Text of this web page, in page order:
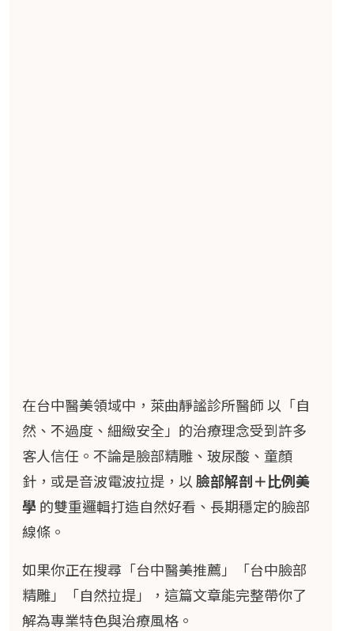
在台中醫美領域中，萊曲靜謐診所醫師 以「自
然、不過度、細緻安全」的治療理念受到許多
客人信任。不論是臉部精雕、玻尿酸、童顏
針，或是音波電波拉提，以 臉部解剖＋比例美
學 的雙重邏輯打造自然好看、長期穩定的臉部
線條。
如果你正在搜尋「台中醫美推薦」「台中臉部
精雕」「自然拉提」，這篇文章能完整帶你了
解為專業特色與治療風格。